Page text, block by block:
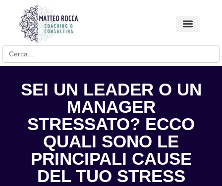
Search for:
SEI UN LEADER O UN
MANAGER
STRESSATO? ECCO
QUALI SONO LE
PRINCIPALI CAUSE
DEL TUO STRESS